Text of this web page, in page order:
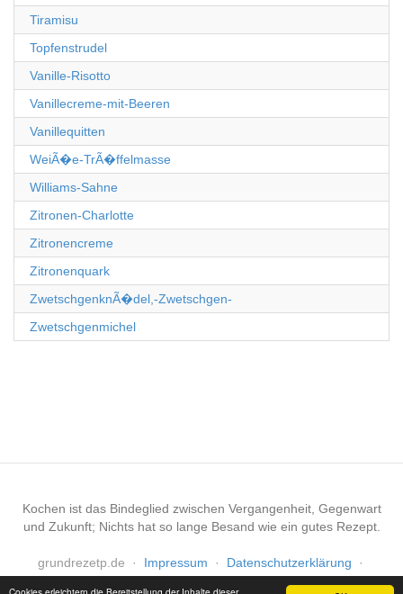
Tiramisu
Topfenstrudel
Vanille-Risotto
Vanillecreme-mit-Beeren
Vanillequitten
WeiÃ�e-TrÃ�ffelmasse
Williams-Sahne
Zitronen-Charlotte
Zitronencreme
Zitronenquark
ZwetschgenknÃ�del,-Zwetschgen-
Zwetschgenmichel
Kochen ist das Bindeglied zwischen Vergangenheit, Gegenwart
und Zukunft; Nichts hat so lange Besand wie ein gutes Rezept.
grundrezetp.de · Impressum · Datenschutzerklärung
·
Haftungsausschluss